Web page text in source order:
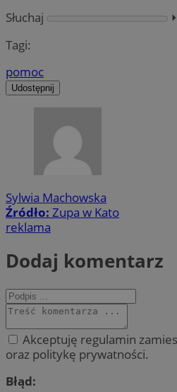
Słuchaj
⏵︎
Tagi:
pomoc
Udostępnij
Sylwia Machowska
Źródło: Zupa w Kato
reklama
Dodaj komentarz
Akceptuję regulamin
oraz politykę prywatności.
Błąd: